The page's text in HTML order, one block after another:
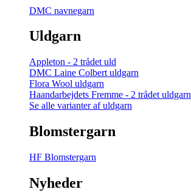
DMC navnegarn
Uldgarn
Appleton - 2 trådet uld
DMC Laine Colbert uldgarn
Flora Wool uldgarn
Haandarbejdets Fremme - 2 trådet uldgarn
Se alle varianter af uldgarn
Blomstergarn
HF Blomstergarn
Nyheder